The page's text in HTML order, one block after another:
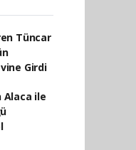
Tüncar
Girdi
Alaca ile